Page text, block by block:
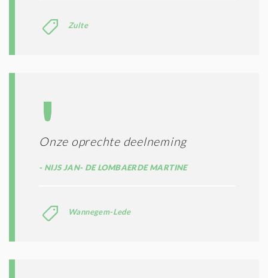
Zulte
Onze oprechte deelneming
NIJS JAN- DE LOMBAERDE MARTINE
Wannegem-Lede